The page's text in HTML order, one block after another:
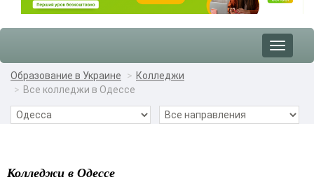
Toggle
Образование в Украине
Колледжи
Все колледжи в Одессе
Колледжи в Одессе